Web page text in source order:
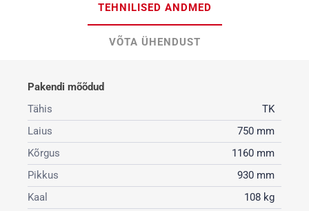
TEHNILISED ANDMED
VÕTA ÜHENDUST
Pakendi mõõdud
Tähis
TK
Laius
750 mm
Kõrgus
1160 mm
Pikkus
930 mm
Kaal
108 kg